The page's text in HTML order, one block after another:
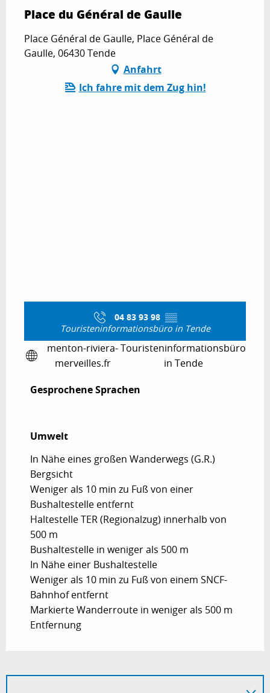
Place du Général de Gaulle
Place Général de Gaulle, Place Général de
Gaulle, 06430 Tende
Anfahrt
Ich fahre mit dem Zug hin!
04 83 93 98 ▒▒
Touristeninformationsbüro in Tende
menton-riviera-
merveilles.fr
Touristeninformationsbüro
in Tende
Gesprochene Sprachen
Gesprochene Sprachen
Umwelt
Umwelt
In Nähe eines großen Wanderwegs (G.R.)
Bergsicht
Weniger als 10 min zu Fuß von einer
Bushaltestelle entfernt
Haltestelle TER (Regionalzug) innerhalb von
500 m
Bushaltestelle in weniger als 500 m
In Nähe einer Bushaltestelle
Weniger als 10 min zu Fuß von einem SNCF-
Bahnhof entfernt
Markierte Wanderroute in weniger als 500 m
Entfernung